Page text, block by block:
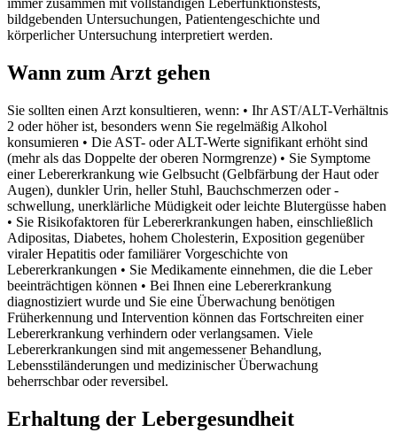
immer zusammen mit vollständigen Leberfunktionstests,
bildgebenden Untersuchungen, Patientengeschichte und
körperlicher Untersuchung interpretiert werden.
Wann zum Arzt gehen
Sie sollten einen Arzt konsultieren, wenn: • Ihr AST/ALT-Verhältnis
2 oder höher ist, besonders wenn Sie regelmäßig Alkohol
konsumieren • Die AST- oder ALT-Werte signifikant erhöht sind
(mehr als das Doppelte der oberen Normgrenze) • Sie Symptome
einer Lebererkrankung wie Gelbsucht (Gelbfärbung der Haut oder
Augen), dunkler Urin, heller Stuhl, Bauchschmerzen oder -
schwellung, unerklärliche Müdigkeit oder leichte Blutergüsse haben
• Sie Risikofaktoren für Lebererkrankungen haben, einschließlich
Adipositas, Diabetes, hohem Cholesterin, Exposition gegenüber
viraler Hepatitis oder familiärer Vorgeschichte von
Lebererkrankungen • Sie Medikamente einnehmen, die die Leber
beeinträchtigen können • Bei Ihnen eine Lebererkrankung
diagnostiziert wurde und Sie eine Überwachung benötigen
Früherkennung und Intervention können das Fortschreiten einer
Lebererkrankung verhindern oder verlangsamen. Viele
Lebererkrankungen sind mit angemessener Behandlung,
Lebensstiländerungen und medizinischer Überwachung
beherrschbar oder reversibel.
Erhaltung der Lebergesundheit